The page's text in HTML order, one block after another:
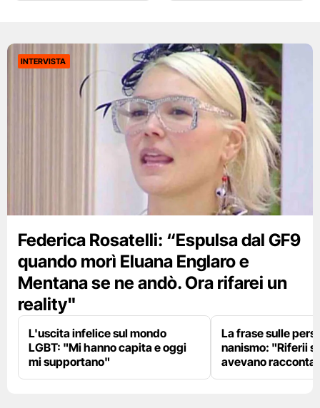
INTERVISTA
Federica Rosatelli: “Espulsa dal GF9
quando morì Eluana Englaro e
Mentana se ne andò. Ora rifarei un
reality"
L'uscita infelice sul mondo
LGBT: "Mi hanno capita e oggi
mi supportano"
La frase sulle
nanismo: "Riferii
avevano